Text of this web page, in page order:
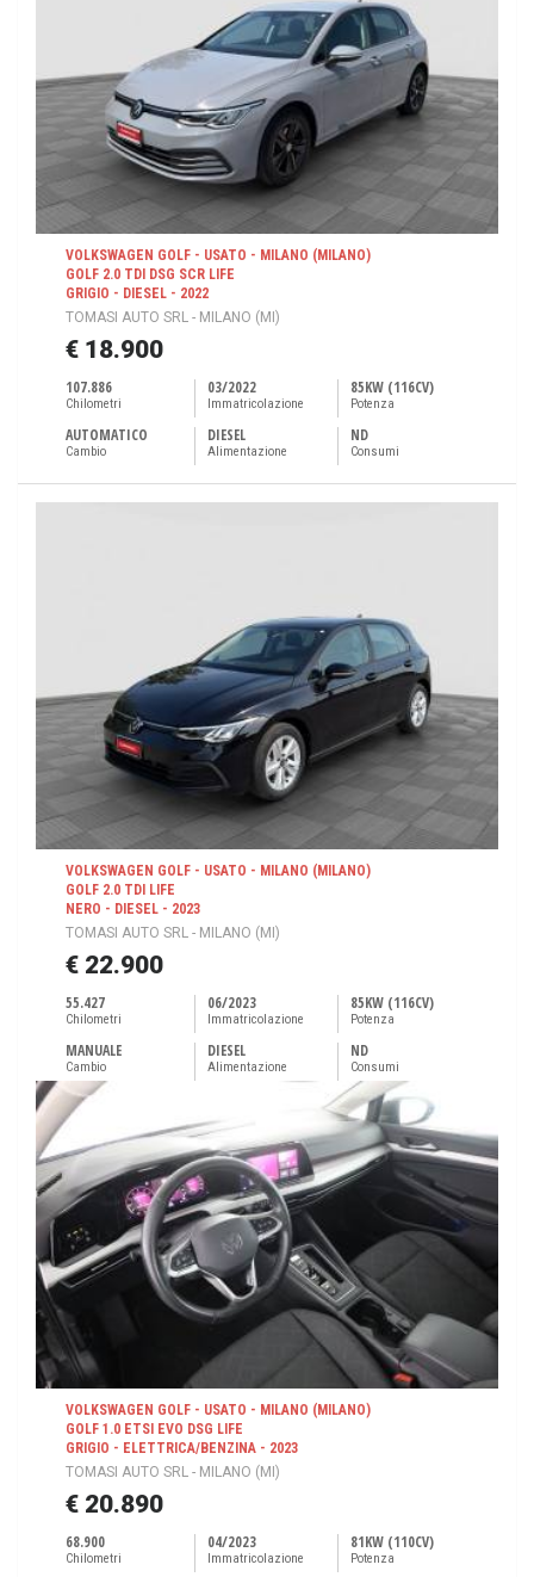
VOLKSWAGEN GOLF - USATO - MILANO (MILANO)
GOLF 2.0 TDI DSG SCR LIFE
GRIGIO - DIESEL - 2022
TOMASI AUTO SRL - MILANO (MI)
€ 18.900
107.886
Chilometri
03/2022
Immatricolazione
85KW (116CV)
Potenza
AUTOMATICO
Cambio
DIESEL
Alimentazione
ND
Consumi
VOLKSWAGEN GOLF - USATO - MILANO (MILANO)
GOLF 2.0 TDI LIFE
NERO - DIESEL - 2023
TOMASI AUTO SRL - MILANO (MI)
€ 22.900
55.427
Chilometri
06/2023
Immatricolazione
85KW (116CV)
Potenza
MANUALE
Cambio
DIESEL
Alimentazione
ND
Consumi
VOLKSWAGEN GOLF - USATO - MILANO (MILANO)
GOLF 1.0 ETSI EVO DSG LIFE
GRIGIO - ELETTRICA/BENZINA - 2023
TOMASI AUTO SRL - MILANO (MI)
€ 20.890
68.900
Chilometri
04/2023
Immatricolazione
81KW (110CV)
Potenza